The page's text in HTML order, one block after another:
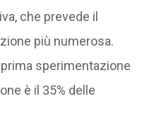
che prevede il
più numerosa.
sperimentazione
è il 35% delle